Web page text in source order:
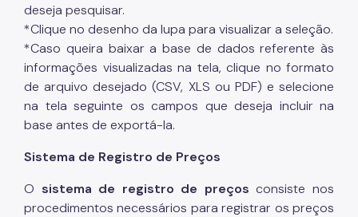
deseja pesquisar.
*Clique no desenho da lupa para visualizar a seleção.
*Caso queira baixar a base de dados referente às
informações visualizadas na tela, clique no formato
de arquivo desejado (CSV, XLS ou PDF) e selecione
na tela seguinte os campos que deseja incluir na
base antes de exportá-la.
Sistema de Registro de Preços
O sistema de registro de preços consiste nos
procedimentos necessários para registrar os preços